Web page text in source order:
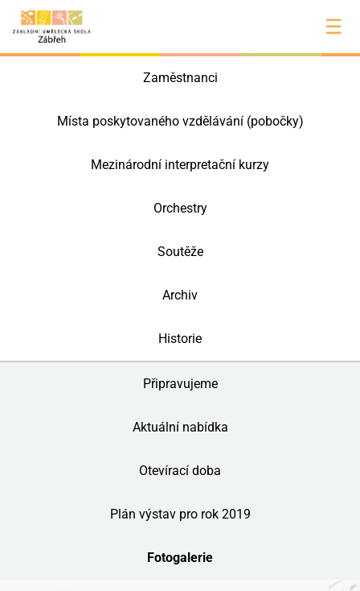
☰
Zaměstnanci
Místa poskytovaného vzdělávání (pobočky)
Mezinárodní interpretační kurzy
Orchestry
Soutěže
Archiv
Historie
Připravujeme
Aktuální nabídka
Otevírací doba
Plán výstav pro rok 2019
Fotogalerie